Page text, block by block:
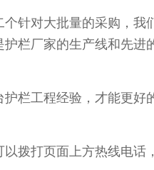
针对大批量的采购，我
栏厂家的生产线和先进
栏工程经验，才能更好
拨打页面上方热线电话